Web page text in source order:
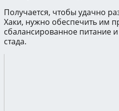
Получается, чтобы удачно
Хаки, нужно обеспечить им
сбалансированное питание
стада.